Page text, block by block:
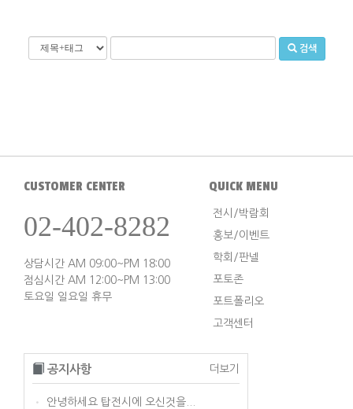
검색
CUSTOMER CENTER
02-402-8282
상담시간 AM 09:00~PM 18:00
점심시간 AM 12:00~PM 13:00
토요일 일요일 휴무
QUICK MENU
전시/박람회
홍보/이벤트
학회/판넬
포토존
포트폴리오
고객센터
공지사항 더보기
•
안녕하세요 탑전시에 오신것을...